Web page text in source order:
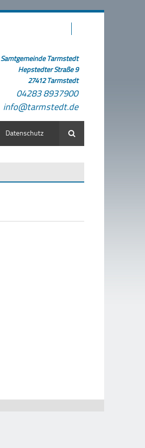
Samtgemeinde Tarmstedt
Hepstedter Straße 9
27412 Tarmstedt
04283 8937900
info@tarmstedt.de
Datenschutz Suche